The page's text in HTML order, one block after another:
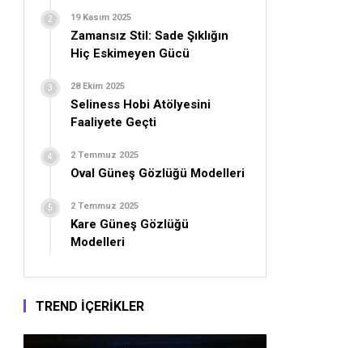
19 Kasım 2025
Zamansız Stil: Sade Şıklığın
Hiç Eskimeyen Gücü
28 Ekim 2025
Seliness Hobi Atölyesini
Faaliyete Geçti
2 Temmuz 2025
Oval Güneş Gözlüğü Modelleri
2 Temmuz 2025
Kare Güneş Gözlüğü
Modelleri
TREND İÇERİKLER